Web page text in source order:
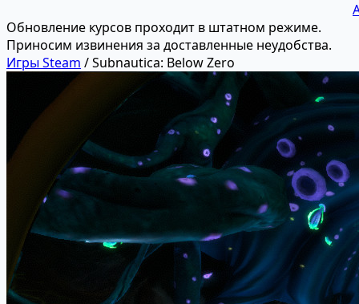
Обновление курсов проходит в штатном режиме.
Приносим извинения за доставленные неудобства.
Игры Steam /Subnautica: Below Zero